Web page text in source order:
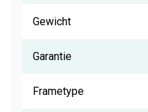
Gewicht
Garantie
Frametype